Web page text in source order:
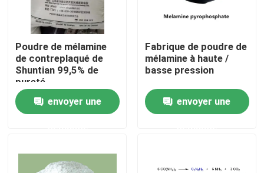
Contrôle de la qualité
Nous contacter
Demandez un devis
Poudre de mélamine
de contreplaqué de
Shuntian 99,5% de
pureté
envoyer une
Fabrique de poudre de
mélamine à haute /
basse pression
envoyer une